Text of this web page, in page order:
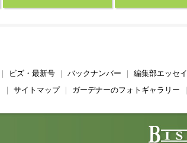
ビズ・最新号｜ バックナンバー 編集部エッセイ
サイトマップ｜ ガーデナーのフォトギャラリー